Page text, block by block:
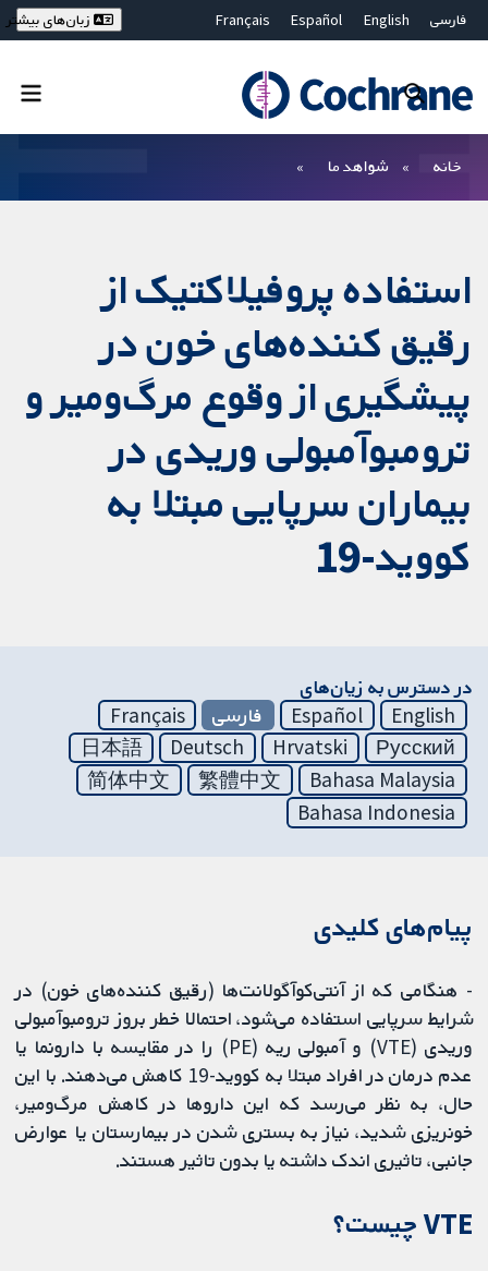
فارسی English
Español
Français
Bahasa Malaysia
ไทย
繁體中文
زبان‌های بیشتر
خانه شواهد ما
استفاده پروفیلاکتیک از
رقیق کننده‌های خون در
پیشگیری از وقوع مرگ‌ومیر و
ترومبوآمبولی وریدی در
بیماران سرپایی مبتلا به
کووید-19
در دسترس به زیان‌های
English
Español فارسی
Français
Русский
Hrvatski
Deutsch
日本語
Bahasa Malaysia
繁體中文
简体中文
Bahasa Indonesia
پیام‌های کلیدی
- هنگامی که از آنتی‌کوآگولانت‌ها (رقیق کننده‌های خون) در
شرایط سرپایی استفاده می‌شود، احتمالا خطر بروز ترومبوآمبولی
وریدی (VTE) و آمبولی ریه (PE) را در مقایسه با دارونما یا
عدم درمان در افراد مبتلا به کووید-19 کاهش می‌دهند. با این
حال، به نظر می‌رسد که این داروها در کاهش مرگ‌ومیر،
خونریزی شدید، نیاز به بستری شدن در بیمارستان یا عوارض
جانبی، تاثیری اندک داشته یا بدون تاثیر هستند.
VTE چیست؟